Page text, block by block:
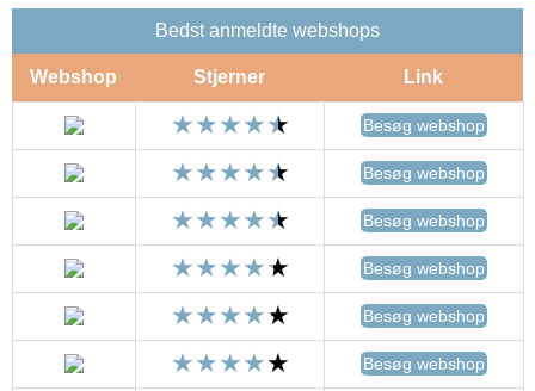
Bedst anmeldte webshops
Webshop Stjerner Link
Besøg webshop
Besøg webshop
Besøg webshop
Besøg webshop
Besøg webshop
Besøg webshop